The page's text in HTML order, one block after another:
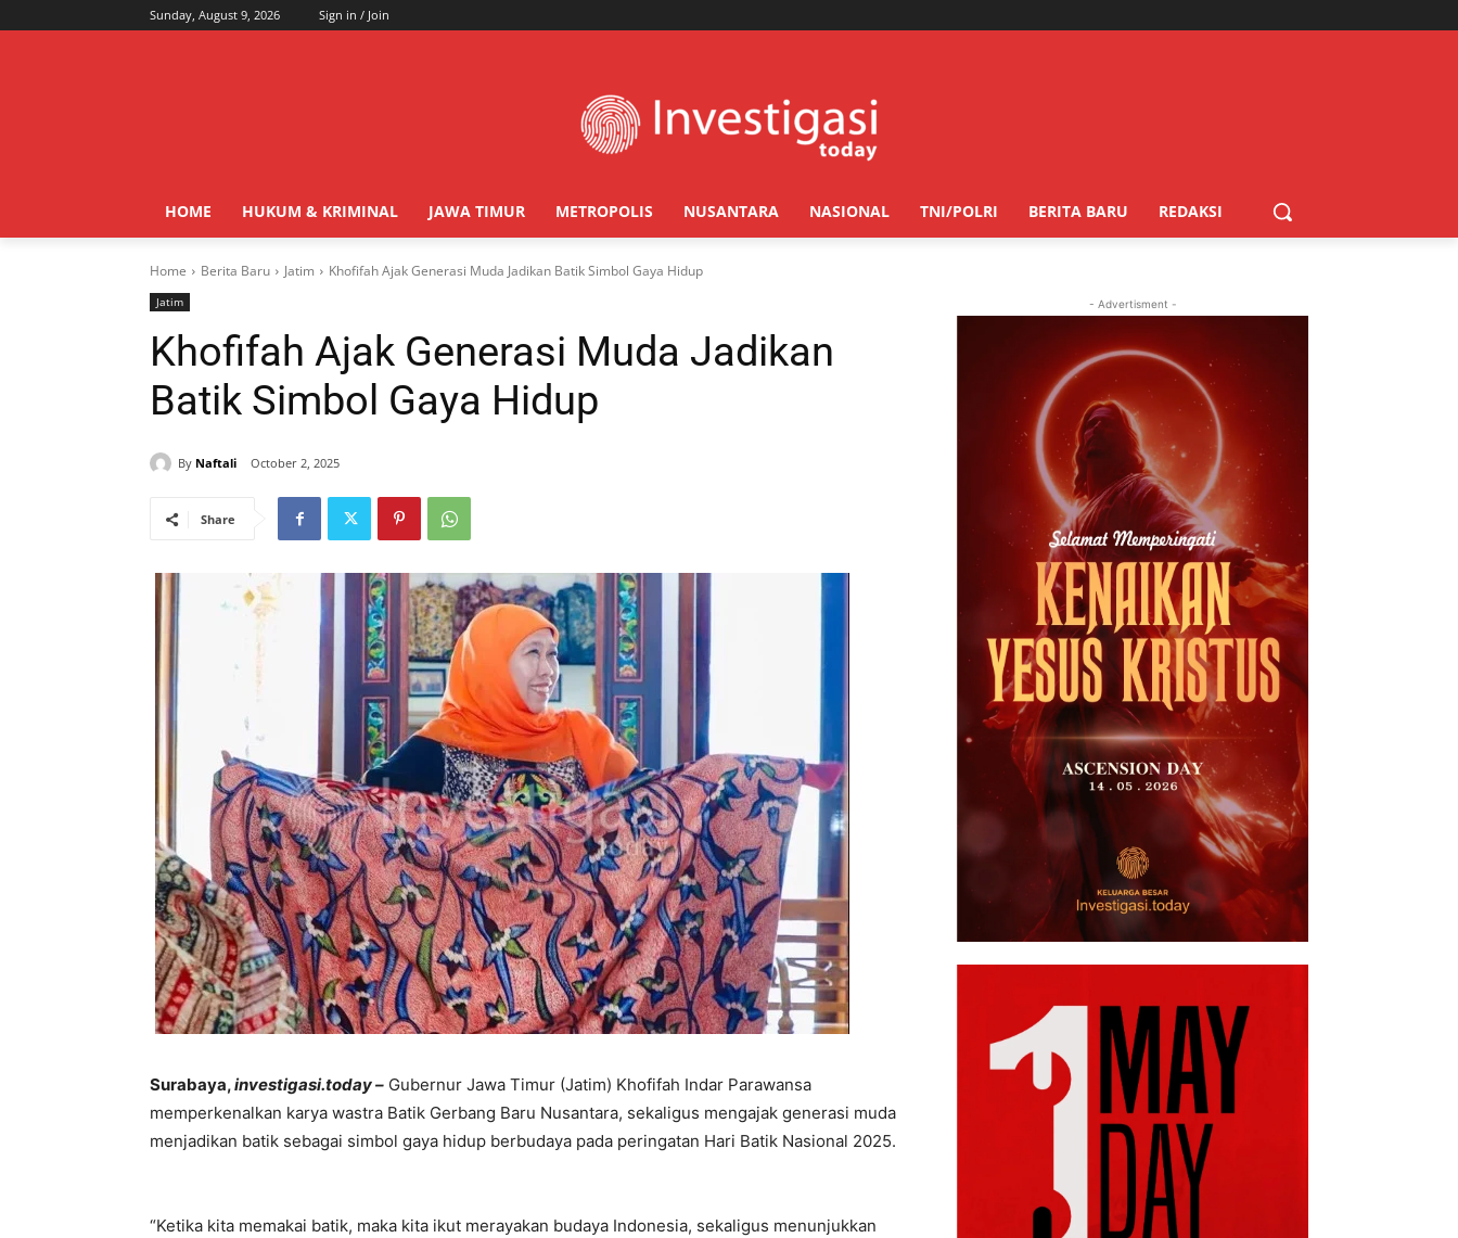
Sunday, August 9, 2026 Sign in / Join
HOME HUKUM & KRIMINAL JAWA TIMUR METROPOLIS NUSANTARA NASIONAL TNI/POLRI BERITA BARU REDAKSI
Home Berita Baru Jatim Khofifah Ajak Generasi Muda Jadikan Batik Simbol Gaya Hidup
Jatim
Khofifah Ajak Generasi Muda Jadikan
Batik Simbol Gaya Hidup
By Naftali October 2, 2025
Share
Surabaya,investigasi.today – Gubernur Jawa Timur (Jatim) Khofifah Indar Parawansa
memperkenalkan karya wastra Batik Gerbang Baru Nusantara, sekaligus mengajak generasi muda
menjadikan batik sebagai simbol gaya hidup berbudaya pada peringatan Hari Batik Nasional 2025.
“Ketika kita memakai batik, maka kita ikut merayakan budaya Indonesia, sekaligus menunjukkan
- Advertisment -